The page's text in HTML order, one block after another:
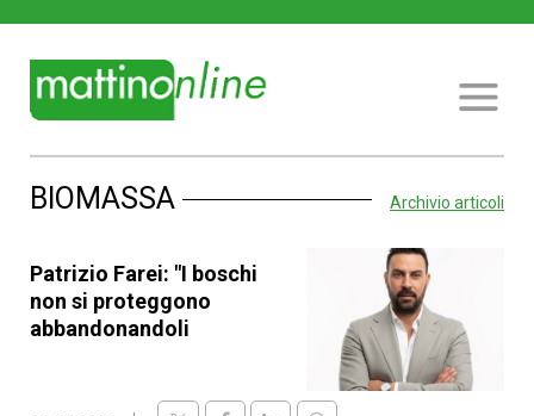
BIOMASSA Archivio articoli
Patrizio Farei: "I boschi
non si proteggono
abbandonandoli